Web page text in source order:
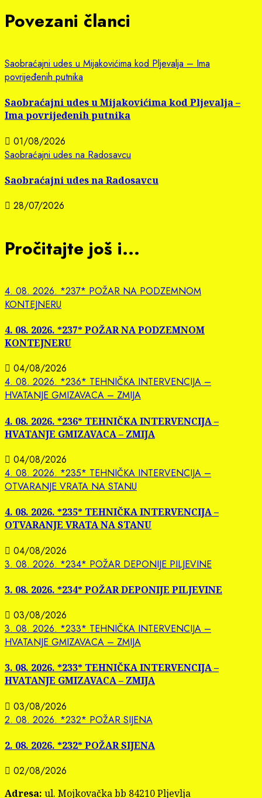
Povezani članci
Saobraćajni udes u Mijakovićima kod Pljevalja – Ima
povrijeđenih putnika
Saobraćajni udes u Mijakovićima kod Pljevalja –
Ima povrijeđenih putnika
01/08/2026
Saobraćajni udes na Radosavcu
Saobraćajni udes na Radosavcu
28/07/2026
Pročitajte još i...
4. 08. 2026. *237* POŽAR NA PODZEMNOM
KONTEJNERU
4. 08. 2026. *237* POŽAR NA PODZEMNOM
KONTEJNERU
04/08/2026
4. 08. 2026. *236* TEHNIČKA INTERVENCIJA –
HVATANJE GMIZAVACA – ZMIJA
4. 08. 2026. *236* TEHNIČKA INTERVENCIJA –
HVATANJE GMIZAVACA – ZMIJA
04/08/2026
4. 08. 2026. *235* TEHNIČKA INTERVENCIJA –
OTVARANJE VRATA NA STANU
4. 08. 2026. *235* TEHNIČKA INTERVENCIJA –
OTVARANJE VRATA NA STANU
04/08/2026
3. 08. 2026. *234* POŽAR DEPONIJE PILJEVINE
3. 08. 2026. *234* POŽAR DEPONIJE PILJEVINE
03/08/2026
3. 08. 2026. *233* TEHNIČKA INTERVENCIJA –
HVATANJE GMIZAVACA – ZMIJA
3. 08. 2026. *233* TEHNIČKA INTERVENCIJA –
HVATANJE GMIZAVACA – ZMIJA
03/08/2026
2. 08. 2026. *232* POŽAR SIJENA
2. 08. 2026. *232* POŽAR SIJENA
02/08/2026
Adresa: ul. Mojkovačka bb 84210 Pljevlja